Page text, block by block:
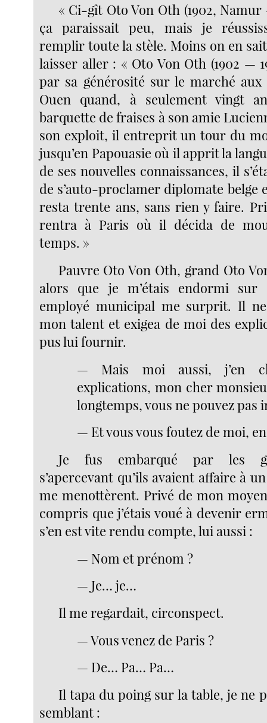
« Ci-gît Oto Von Oth (1902, Namur
ça paraissait peu, mais je
remplir toute la stèle. Moins on en
laisser aller : « Oto Von Oth (1902 —
par sa générosité sur le marché
Ouen quand, à seulement vingt
barquette de fraises à son amie
son exploit, il entreprit un tour du
jusqu’en Papouasie où il apprit la
de ses nouvelles connaissances, il
de s’auto-proclamer diplomate belge
resta trente ans, sans rien y faire.
rentra à Paris où il décida de
temps. »
Pauvre Oto Von Oth, grand Oto
alors que je m’étais endormi
employé municipal me surprit. Il
mon talent et exigea de moi des
pus lui fournir.
— Mais moi aussi, j’en
explications, mon cher
longtemps, vous ne pouvez pas
— Et vous vous foutez de moi,
Je fus embarqué par les
s’apercevant qu’ils avaient affaire à
me menottèrent. Privé de mon
compris que j’étais voué à devenir
s’en est vite rendu compte, lui aussi :
— Nom et prénom ?
— Je… je…
Il me regardait, circonspect.
— Vous venez de Paris ?
— De… Pa… Pa…
Il tapa du poing sur la table, je ne
semblant :